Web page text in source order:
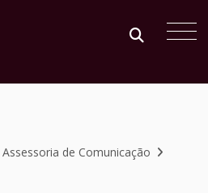
Assessoria de Comunicação